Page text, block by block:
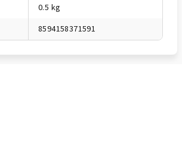
0.5 kg
8594158371591